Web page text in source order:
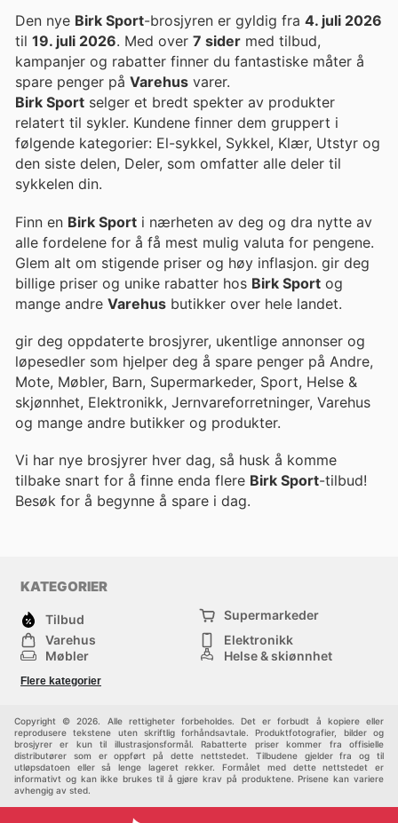
Den nye Birk Sport-brosjyren er gyldig fra 4. juli 2026
til 19. juli 2026. Med over 7 sider med tilbud,
kampanjer og rabatter finner du fantastiske måter å
spare penger på Varehus varer.
Birk Sport selger et bredt spekter av produkter
relatert til sykler. Kundene finner dem gruppert i
følgende kategorier: El-sykkel, Sykkel, Klær, Utstyr og
den siste delen, Deler, som omfatter alle deler til
sykkelen din.
Finn en Birk Sport i nærheten av deg og dra nytte av
alle fordelene for å få mest mulig valuta for pengene.
Glem alt om stigende priser og høy inflasjon. gir deg
billige priser og unike rabatter hos Birk Sport og
mange andre Varehus butikker over hele landet.
gir deg oppdaterte brosjyrer, ukentlige annonser og
løpesedler som hjelper deg å spare penger på Andre,
Mote, Møbler, Barn, Supermarkeder, Sport, Helse &
skjønnhet, Elektronikk, Jernvareforretninger, Varehus
og mange andre butikker og produkter.
Vi har nye brosjyrer hver dag, så husk å komme
tilbake snart for å finne enda flere Birk Sport-tilbud!
Besøk for å begynne å spare i dag.
KATEGORIER
Tilbud
Supermarkeder
Varehus
Elektronikk
Møbler
Helse & skjønnhet
Sport
Flere kategorier
Copyright © 2026. Alle rettigheter forbeholdes. Det er forbudt å kopiere eller
reprodusere tekstene uten skriftlig forhåndsavtale. Produktfotografier, bilder og
brosjyrer er kun til illustrasjonsformål. Rabatterte priser kommer fra offisielle
distributører som er oppført på dette nettstedet. Tilbudene gjelder fra og til
utløpsdatoen eller så lenge lageret rekker. Formålet med dette nettstedet er
informativt og kan ikke brukes til å gjøre krav på produktene. Prisene kan variere
avhengig av sted.